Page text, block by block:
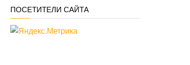
ПОСЕТИТЕЛИ САЙТА